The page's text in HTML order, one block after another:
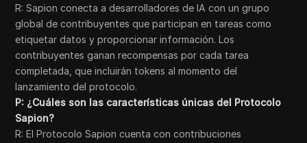
R: Sapion conecta a desarrolladores de IA con un grupo
global de contribuyentes que participan en tareas como
etiquetar datos y proporcionar información. Los
contribuyentes ganan recompensas por cada tarea
completada, que incluirán tokens al momento del
lanzamiento del protocolo.
P: ¿Cuáles son las características únicas del Protocolo
Sapion?
R: El Protocolo Sapion cuenta con contribuciones